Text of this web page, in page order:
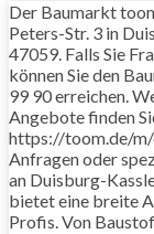
Der Baumarkt
Peters-Str. 3 in
47059. Falls Sie
können Sie den
99 90 erreichen.
Angebote finden
https://toom.de/
Anfragen oder
an Duisburg-
bietet eine breite
Profis. Von